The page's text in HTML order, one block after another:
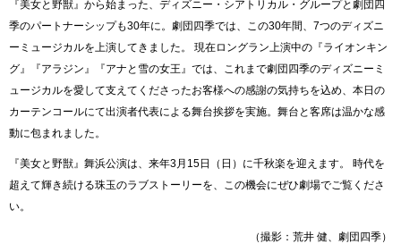
『美女と野獣』から始まった、ディズニー・シアトリカル・グループと劇団四
季のパートナーシップも30年に。劇団四季では、この30年間、7つのディズニ
ーミュージカルを上演してきました。 現在ロングラン上演中の『ライオンキン
グ』『アラジン』『アナと雪の女王』では、これまで劇団四季のディズニーミ
ュージカルを愛して支えてくださったお客様への感謝の気持ちを込め、本日の
カーテンコールにて出演者代表による舞台挨拶を実施。舞台と客席は温かな感
動に包まれました。
『美女と野獣』舞浜公演は、来年3月15日（日）に千秋楽を迎えます。 時代を
超えて輝き続ける珠玉のラブストーリーを、この機会にぜひ劇場でご覧くださ
い。
（撮影：荒井 健、劇団四季）